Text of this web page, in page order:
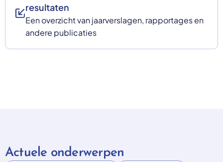
resultaten
Een overzicht van jaarverslagen, rapportages en
andere publicaties
Actuele onderwerpen